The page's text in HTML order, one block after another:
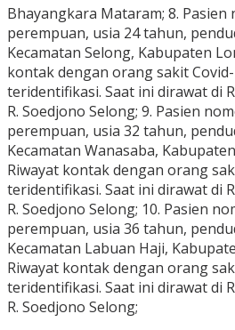
Bhayangkara Mataram; 8. Pasien
perempuan, usia 24 tahun,
Kecamatan Selong, Kabupaten
kontak dengan orang sakit
teridentifikasi. Saat ini dirawat di
R. Soedjono Selong; 9. Pasien
perempuan, usia 32 tahun,
Kecamatan Wanasaba,
Riwayat kontak dengan orang
teridentifikasi. Saat ini dirawat di
R. Soedjono Selong; 10. Pasien
perempuan, usia 36 tahun,
Kecamatan Labuan Haji,
Riwayat kontak dengan orang
teridentifikasi. Saat ini dirawat di
R. Soedjono Selong;